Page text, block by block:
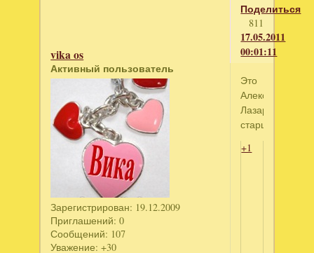
Поделиться
811
17.05.2011
00:01:11
vika os
Активный пользователь
Зарегистрирован: 19.12.2009
Приглашений: 0
Сообщений: 107
Уважение: +30
Это
Александр
Лазарев-
старший
+1